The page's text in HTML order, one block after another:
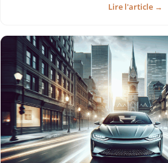
Lire l'article →